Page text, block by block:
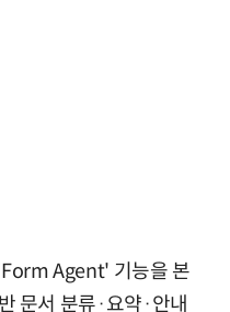
Agent' 기능을 본
문서 분류·요약·안내